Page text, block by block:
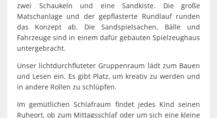
zwei Schaukeln und eine Sandkiste. Die große
Matschanlage und der gepflasterte Rundlauf runden
das Konzept ab. Die Sandspielsachen, Bälle und
Fahrzeuge sind in einem dafür gebauten Spielzeughaus
untergebracht.
Unser lichtdurchfluteter Gruppenraum lädt zum Bauen
und Lesen ein. Es gibt Platz, um kreativ zu werden und
in andere Rollen zu schlüpfen.
Im gemütlichen Schlafraum findet jedes Kind seinen
Ruheort, ob zum Mittagsschlaf oder um sich eine kleine